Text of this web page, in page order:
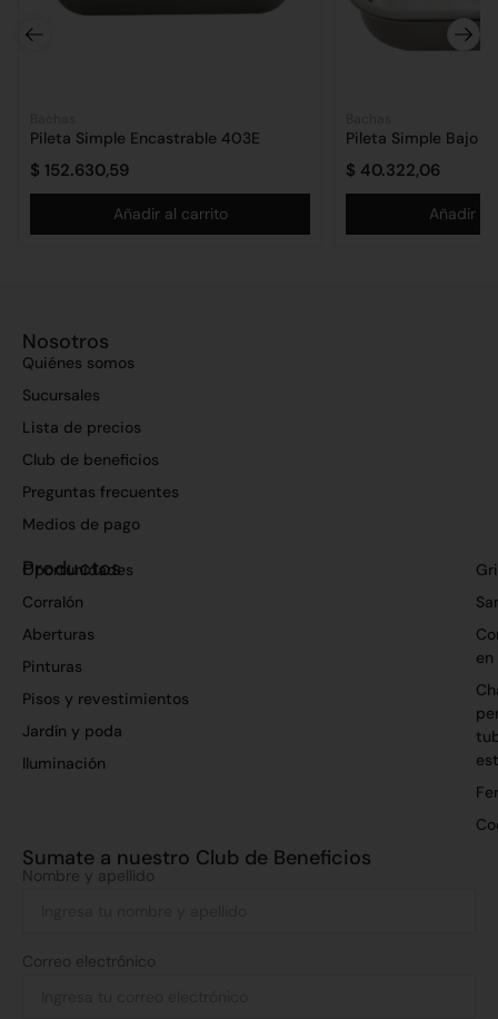
Pileta Simple Encastrable 403E
$ 152.630,59
Añadir al carrito
Pileta Simple Bajo
$ 40.322,06
Añadir al
Nosotros
Quiénes somos
Sucursales
Lista de precios
Club de beneficios
Preguntas frecuentes
Medios de pago
Productos
Oportunidades
Corralón
Aberturas
Pinturas
Pisos y revestimientos
Jardín y poda
Iluminación
en
Sumate a nuestro Club de Beneficios
Nombre y apellido
Correo electrónico